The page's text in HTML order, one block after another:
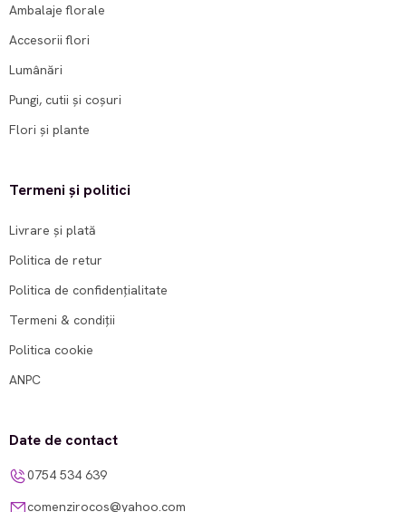
Ambalaje florale
Accesorii flori
Lumânări
Pungi, cutii și coșuri
Flori și plante
Termeni și politici
Livrare și plată
Politica de retur
Politica de confidențialitate
Termeni & condiții
Politica cookie
ANPC
Date de contact
0754 534 639
comenzirocos@yahoo.com